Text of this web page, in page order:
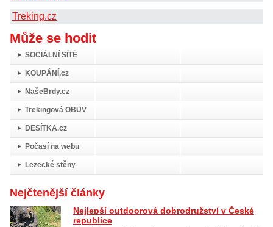
Treking.cz
Může se hodit
SOCIÁLNÍ SÍTĚ
KOUPÁNÍ.cz
NašeBrdy.cz
Trekingová OBUV
DESÍTKA.cz
Počasí na webu
Lezecké stěny
Nejčtenější články
Nejlepší outdoorová dobrodružství v České
republice